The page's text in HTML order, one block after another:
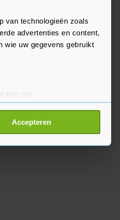
van technologieën zoals
advertenties en content,
wie uw gegevens gebruikt
kan zijn
detailgedeelte
Accepteren